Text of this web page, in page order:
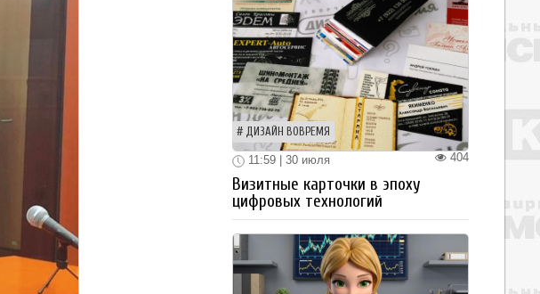
ДИЗАЙН ВОВРЕМЯ
404
11:59 | 30 июля
Визитные карточки в эпоху
цифровых технологий